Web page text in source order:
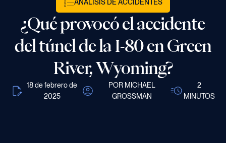
Resultados
Aprender
ANÁLISIS DE ACCIDENTES
¿Qué provocó el accidente
del túnel de la I-80 en Green
River, Wyoming?
18 de febrero de
2025
POR MICHAEL
GROSSMAN
2
MINUTOS